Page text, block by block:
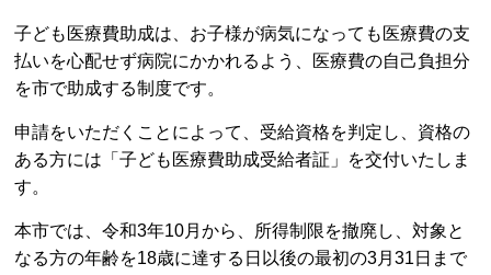
子ども医療費助成は、お子様が病気になっても医療費の支
払いを心配せず病院にかかれるよう、医療費の自己負担分
を市で助成する制度です。
申請をいただくことによって、受給資格を判定し、資格の
ある方には「子ども医療費助成受給者証」を交付いたしま
す。
本市では、令和3年10月から、所得制限を撤廃し、対象と
なる方の年齢を18歳に達する日以後の最初の3月31日まで